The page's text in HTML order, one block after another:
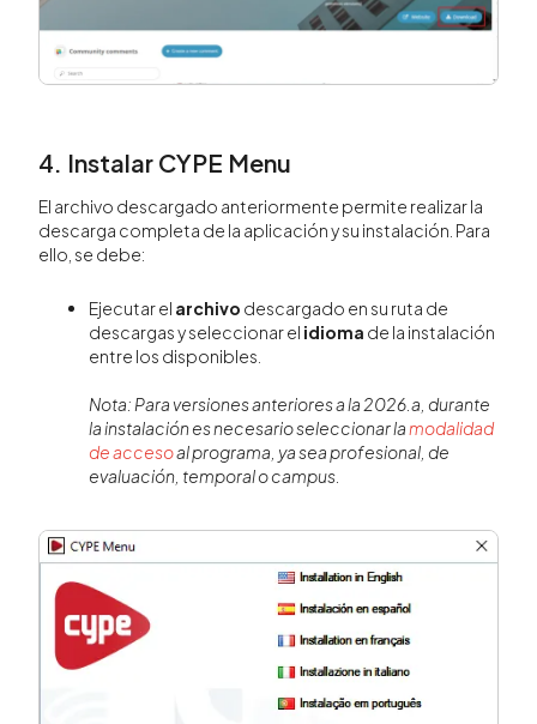
4. Instalar CYPE Menu
El archivo descargado anteriormente permite realizar la
descarga completa de la aplicación y su instalación. Para
ello, se debe:
Ejecutar el archivo descargado en su ruta de
descargas y seleccionar el idioma de la instalación
entre los disponibles.
Nota: Para versiones anteriores a la 2026.a, durante
la instalación es necesario seleccionar lamodalidad
de accesoal programa, ya sea profesional, de
evaluación, temporal o campus.